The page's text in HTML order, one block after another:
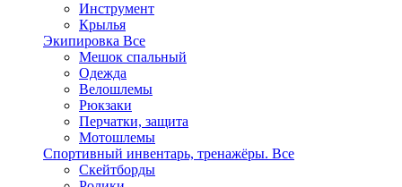
Инструмент
Крылья
Экипировка Все
Мешок спальный
Одежда
Велошлемы
Рюкзаки
Перчатки, защита
Мотошлемы
Спортивный инвентарь, тренажёры. Все
Скейтборды